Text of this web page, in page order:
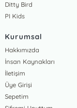
Ditty Bird
PI Kids
Kurumsal
Hakkımızda
İnsan Kaynakları
İletişim
Üye Girişi
Sepetim